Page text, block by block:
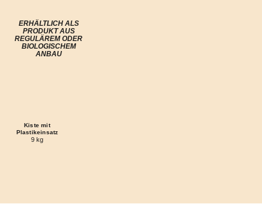
Kiste mit
Plastikeinsatz
9 kg
ERHÄLTLICH ALS
PRODUKT AUS
REGULÄREM ODER
BIOLOGISCHEM
ANBAU